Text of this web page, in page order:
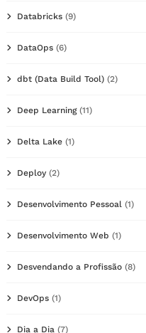
Databricks (9)
DataOps (6)
dbt (Data Build Tool) (2)
Deep Learning(11)
Delta Lake (1)
Deploy (2)
Desenvolvimento Pessoal (1)
Desenvolvimento Web (1)
Desvendando a Profissão (8)
DevOps (1)
Dia a Dia (7)